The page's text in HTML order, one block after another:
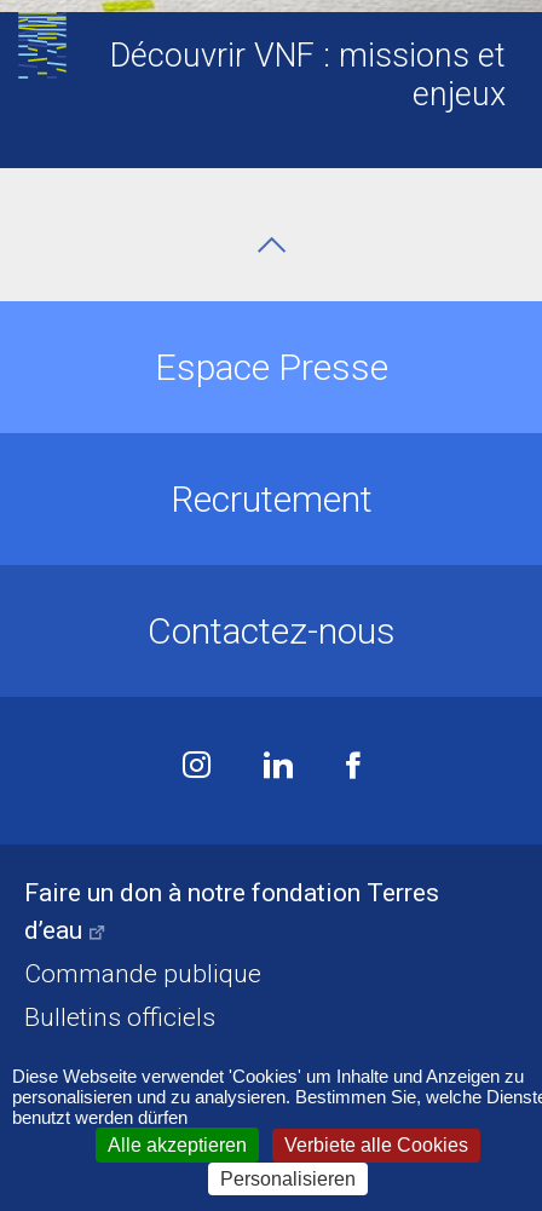
Découvrir VNF : missions et
enjeux
Faire un don à notre fondation Terres
d’eau
Commande publique
Bulletins officiels
Accessibilité Mentions légales Cookies
Espace Presse
Recrutement
Contactez-nous
Diese Webseite verwendet 'Cookies' um Inhalte und Anzeigen zu
personalisieren und zu analysieren. Bestimmen Sie, welche
benutzt werden dürfen
Alle akzeptieren
Verbiete alle Cookies
Personalisieren